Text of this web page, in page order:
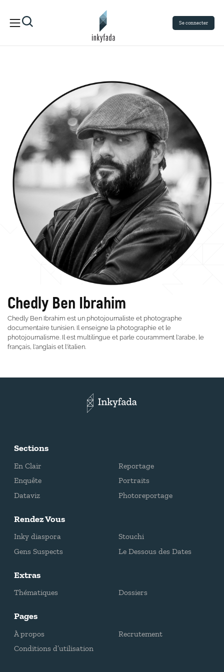
Se connecter
Chedly Ben Ibrahim
Chedly Ben Ibrahim est un photojournaliste et photographe
documentaire tunisien. Il enseigne la photographie et le
photojournalisme. Il est multilingue et parle couramment l'arabe, le
français, l'anglais et l'italien.
Sections
En Clair
Reportage
Enquête
Portraits
Dataviz
Photoreportage
Rendez Vous
Inky diaspora
Stouchi
Gens Suspects
Le Dessous des Dates
Extras
Thématiques Dossiers
Pages
À propos
Recrutement
Conditions d’utilisation